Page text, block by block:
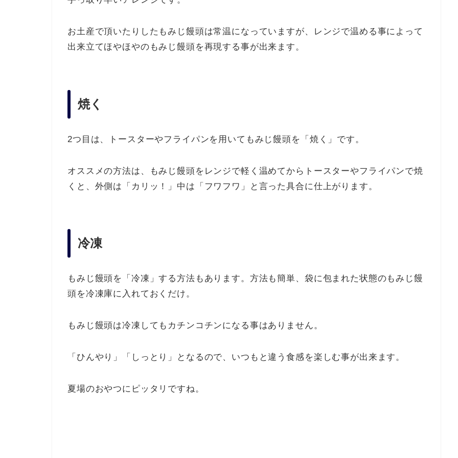
お土産で頂いたりしたもみじ饅頭は常温になっていますが、レンジで温める事によって
出来立てほやほやのもみじ饅頭を再現する事が出来ます。
焼く
2つ目は、トースターやフライパンを用いてもみじ饅頭を「焼く」です。
オススメの方法は、もみじ饅頭をレンジで軽く温めてからトースターやフライパンで焼
くと、外側は「カリッ！」中は「フワフワ」と言った具合に仕上がります。
冷凍
もみじ饅頭を「冷凍」する方法もあります。方法も簡単、袋に包まれた状態のもみじ饅
頭を冷凍庫に入れておくだけ。
もみじ饅頭は冷凍してもカチンコチンになる事はありません。
「ひんやり」「しっとり」となるので、いつもと違う食感を楽しむ事が出来ます。
夏場のおやつにピッタリですね。